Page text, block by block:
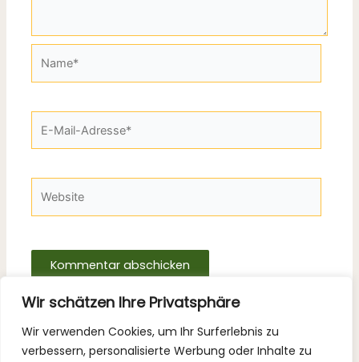
Wir schätzen Ihre Privatsphäre
Wir verwenden Cookies, um Ihr Surferlebnis zu
verbessern, personalisierte Werbung oder Inhalte zu
Mail-